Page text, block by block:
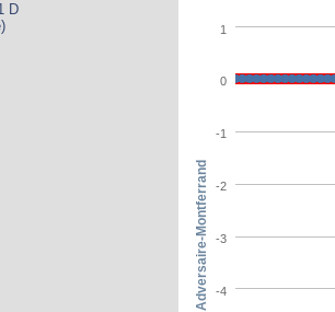
D
-4
-3
-2
-1
0
1
Adversaire-Montferrand